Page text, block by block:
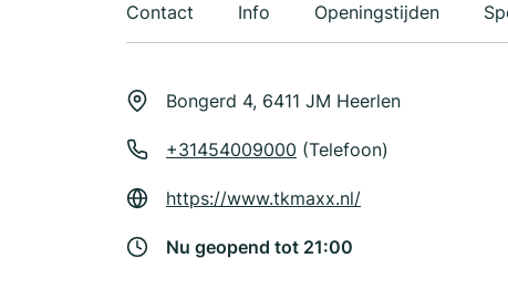
Contact Info Openingstijden
Bongerd 4, 6411 JM Heerlen
+31454009000 (Telefoon)
https://www.tkmaxx.nl/
Nu geopend tot 21:00